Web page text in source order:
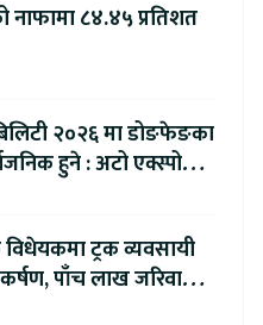
८४.४५ प्रतिशत
२०२६ मा डोङफेङका
हुने : अटो एक्स्पोमा
ट्रक व्यवसायी
पाँच लाख जरिवाना